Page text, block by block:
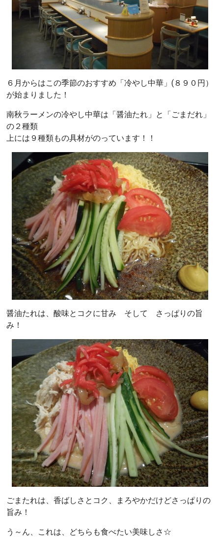
６月からはこの季節のおすすめ「冷やし中華」(８９０円）
が始まりました！
南秋ラーメンの冷やし中華は「醤油たれ」と「ごまだれ」
の２種類
上には９種類もの具材がのっています！！
醤油たれは、酸味とコクに甘み そして さっぱりの旨
み！
ごまたれは、香ばしさとコク、まろやかだけどさっぱりの
旨み！
う～ん、これは、どちらも食べたい美味しさ☆